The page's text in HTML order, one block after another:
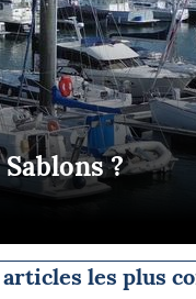
?
articles les plus